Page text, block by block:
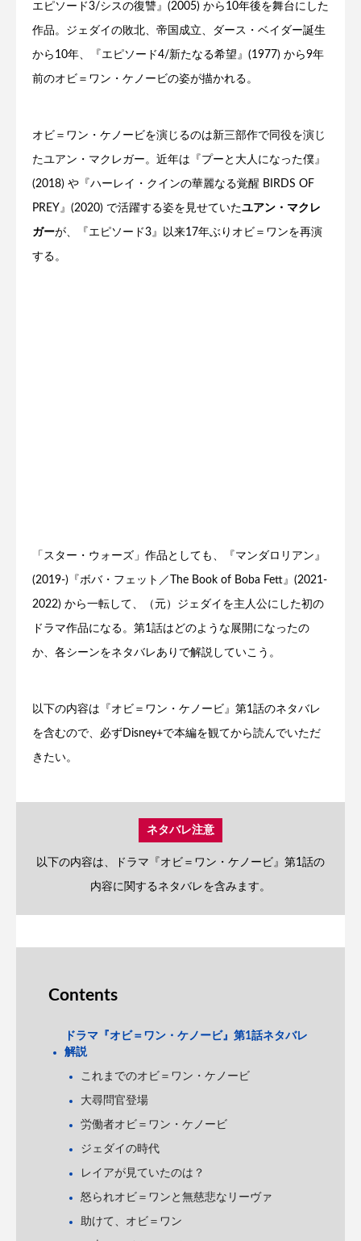
エピソード3/シスの復讐』(2005) から10年後を舞台にした
作品。ジェダイの敗北、帝国成立、ダース・ベイダー誕生
から10年、『エピソード4/新たなる希望』(1977) から9年
前のオビ＝ワン・ケノービの姿が描かれる。
オビ＝ワン・ケノービを演じるのは新三部作で同役を演じ
たユアン・マクレガー。近年は『プーと大人になった僕』
(2018) や『ハーレイ・クインの華麗なる覚醒 BIRDS OF
PREY』(2020) で活躍する姿を見せていたユアン・マクレ
ガーが、『エピソード3』以来17年ぶりオビ＝ワンを再演
する。
「スター・ウォーズ」作品としても、『マンダロリアン』
(2019-)『ボバ・フェット／The Book of Boba Fett』(2021-
2022) から一転して、（元）ジェダイを主人公にした初の
ドラマ作品になる。第1話はどのような展開になったの
か、各シーンをネタバレありで解説していこう。
以下の内容は『オビ＝ワン・ケノービ』第1話のネタバレ
を含むので、必ずDisney+で本編を観てから読んでいただ
きたい。
ネタバレ注意
以下の内容は、ドラマ『オビ＝ワン・ケノービ』第1話の
内容に関するネタバレを含みます。
Contents
ドラマ『オビ＝ワン・ケノービ』第1話ネタバレ
解説
これまでのオビ＝ワン・ケノービ
大尋問官登場
労働者オビ＝ワン・ケノービ
ジェダイの時代
レイアが見ていたのは？
怒られオビ＝ワンと無慈悲なリーヴァ
助けて、オビ＝ワン